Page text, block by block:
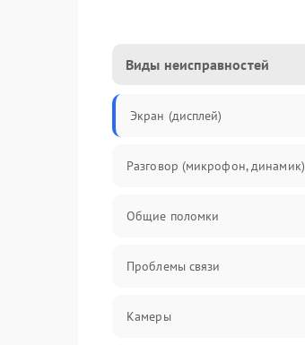
Виды неисправностей
Экран (дисплей)
Разговор (микрофон, динамик)
Общие поломки
Проблемы связи
Камеры